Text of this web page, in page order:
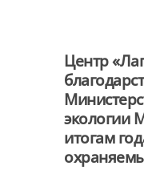
Центр
экологии
итогам